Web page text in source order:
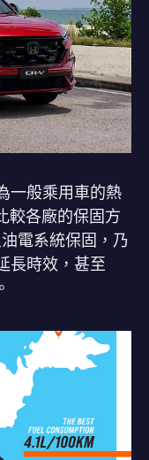
一般乘用車的熱
較各廠的保固方
電系統保固，乃
長時效，甚至